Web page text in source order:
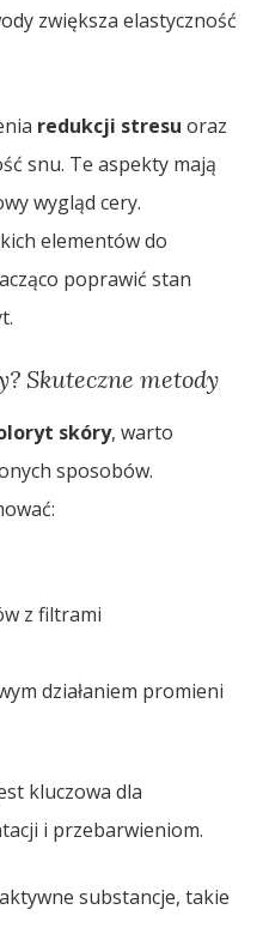
zwiększa elastyczność
redukcji stresu oraz
snu. Te aspekty mają
wygląd cery.
elementów do
poprawić stan
Skuteczne metody
skóry, warto
sposobów.
z filtrami
działaniem promieni
kluczowa dla
i przebarwieniom.
substancje, takie